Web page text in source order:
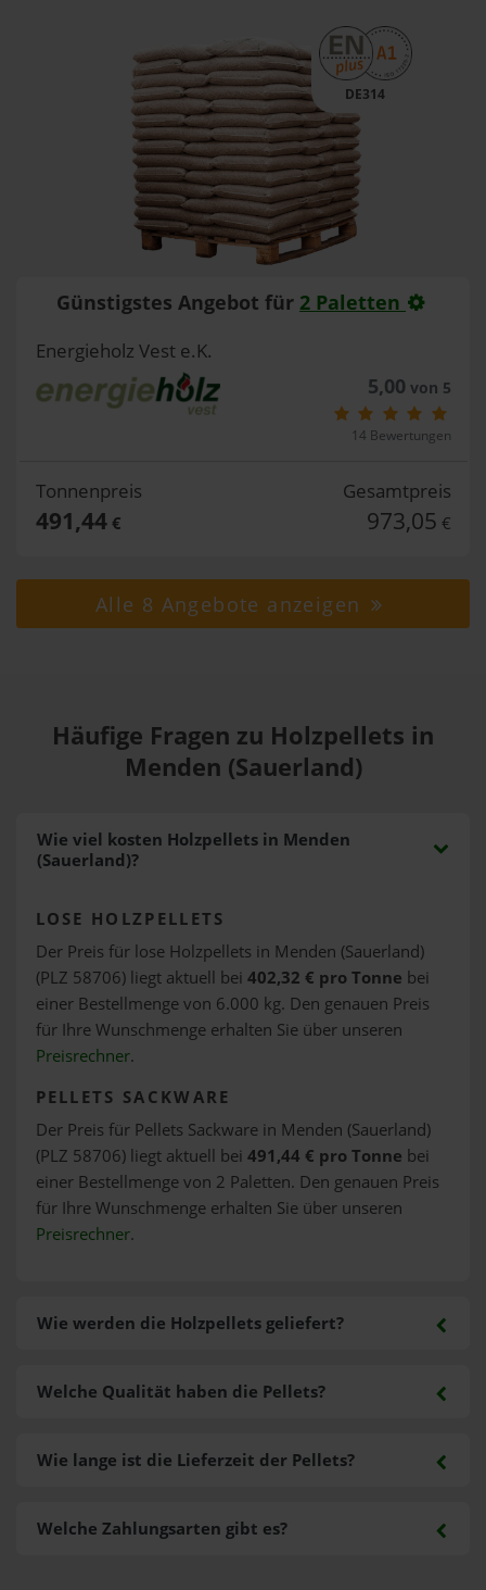
DE314
Günstigstes Angebot für 2 Paletten
Energieholz Vest e.K.
5,00 von 5
14 Bewertungen
Tonnenpreis
491,44€
Gesamtpreis
973,05 €
Alle 8 Angebote anzeigen
Häufige Fragen zu Holzpellets in
Menden (Sauerland)
Wie viel kosten Holzpellets in Menden
(Sauerland)?
LOSE HOLZPELLETS
Der Preis für lose Holzpellets in Menden (Sauerland)
(PLZ 58706) liegt aktuell bei 402,32 € pro Tonne bei
einer Bestellmenge von 6.000 kg. Den genauen Preis
für Ihre Wunschmenge erhalten Sie über unseren
Preisrechner.
PELLETS SACKWARE
Der Preis für Pellets Sackware in Menden (Sauerland)
(PLZ 58706) liegt aktuell bei 491,44 € pro Tonne bei
einer Bestellmenge von 2 Paletten. Den genauen Preis
für Ihre Wunschmenge erhalten Sie über unseren
Preisrechner.
Wie werden die Holzpellets geliefert?
Welche Zahlungsarten gibt es?
Welche Qualität haben die Pellets?
Wie lange ist die Lieferzeit der Pellets?